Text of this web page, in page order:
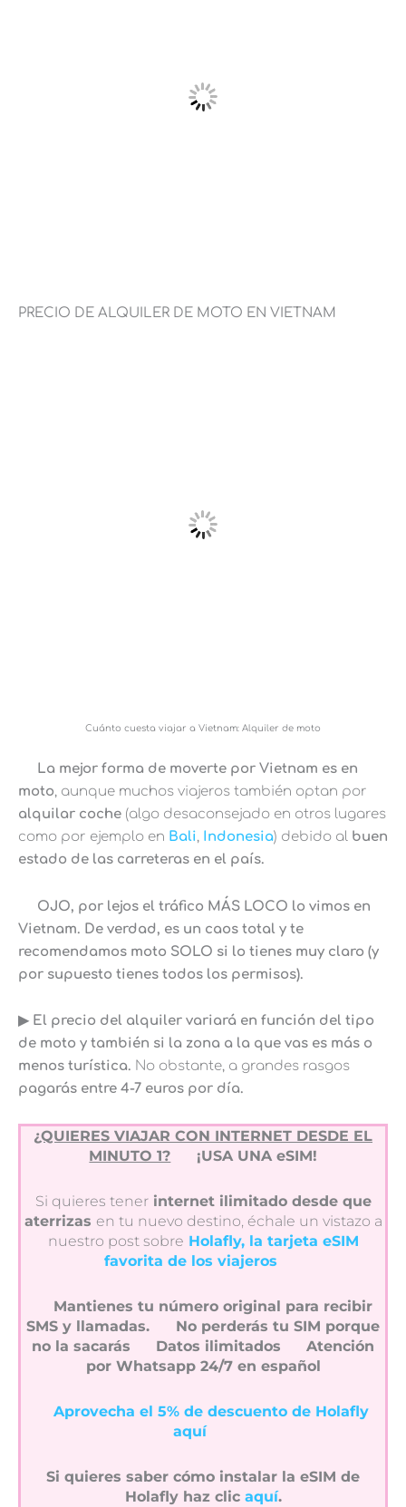
PRECIO DE ALQUILER DE MOTO EN VIETNAM
Cuánto cuesta viajar a Vietnam: Alquiler de moto
La mejor forma de moverte por Vietnam es en
moto, aunque muchos viajeros también optan por
alquilar coche (algo desaconsejado en otros lugares
como por ejemplo en Bali, Indonesia) debido al buen
estado de las carreteras en el país.
OJO, por lejos el tráfico MÁS LOCO lo vimos en
Vietnam. De verdad, es un caos total y te
recomendamos moto SOLO si lo tienes muy claro (y
por supuesto tienes todos los permisos).
▶︎ El precio del alquiler variará en función del tipo
de moto y también si la zona a la que vas es más o
menos turística. No obstante, a grandes rasgos
pagarás entre 4-7 euros por día.
¿QUIERES VIAJAR CON INTERNET DESDE EL
MINUTO 1?
¡USA UNA eSIM!
Si quieres tenerinternet ilimitado desde que
aterrizas en tu nuevo destino, échale un vistazo a
nuestro post sobre Holafly, la tarjeta eSIM
favorita de los viajeros
Mantienes tu número original para recibir
SMS y llamadas.
No perderás tu SIM porque
no la sacarás
Datos ilimitados
Atención
por Whatsapp 24/7 en español
Aprovecha el 5% de descuento de Holafly
aquí
Si quieres saber cómo instalar la eSIM de
Holafly haz clic aquí.